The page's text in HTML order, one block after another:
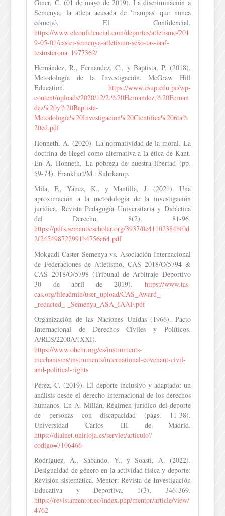
Giner, C. (01 de mayo de 2019). La discriminación a
Semenya, la atleta acusada de 'trampas' que nunca
cometió. El Confidencial.
https://www.elconfidencial.com/deportes/atletismo/201
9-05-01/caster-semenya-atletismo-sexo-tas-iaaf-
testosterona_1977362/
Hernández, R., Fernández, C., y Baptista, P. (2018).
Metodología de la Investigación. McGraw Hill
Education. https://www.esup.edu.pe/wp-
content/uploads/2020/12/2.%20Hernandez,%20Fernan
dez%20y%20Baptista-
Metodología%20Investigacion%20Cientifica%206ta%
20ed.pdf
Honneth, A. (2020). La normatividad de la moral. La
doctrina de Hegel como alternativa a la ética de Kant.
En A. Honneth, La pobreza de nuestra libertad (pp.
59-74). Frankfurt/M.: Suhrkamp.
Mila, F., Yánez, K., y Mantilla, J. (2021). Una
aproximación a la metodología de la investigación
jurídica. Revista Pedagogía Universitaria y Didáctica
del Derecho, 8(2), 81-96.
https://pdfs.semanticscholar.org/3937/0c41102384bf0d
2f245498722991b4756a64.pdf
Mokgadi Caster Semenya vs. Asociación Internacional
de Federaciones de Atletismo, CAS 2018/O/5794 &
CAS 2018/O/5798 (Tribunal de Arbitraje Deportivo
30 de abril de 2019). https://www.tas-
cas.org/fileadmin/user_upload/CAS_Award_-
_redacted_-_Semenya_ASA_IAAF.pdf
Organización de las Naciones Unidas (1966). Pacto
Internacional de Derechos Civiles y Políticos.
A/RES/2200A/(XXI).
https://www.ohchr.org/es/instruments-
mechanisms/instruments/international-covenant-civil-
and-political-rights
Pérez, C. (2019). El deporte inclusivo y adaptado: un
análisis desde el derecho internacional de los derechos
humanos. En A. Millán, Régimen jurídico del deporte
de personas con discapacidad (págs. 11-38).
Universidad Carlos III de Madrid.
https://dialnet.unirioja.es/servlet/articulo?
codigo=7106466
Rodríguez, Á., Sabando, Y., y Soasti, A. (2022).
Desigualdad de género en la actividad física y deporte:
Revisión sistemática. Mentor: Revista de Investigación
Educativa y Deportiva, 1(3), 346-369.
https://revistamentor.ec/index.php/mentor/article/view/
4762